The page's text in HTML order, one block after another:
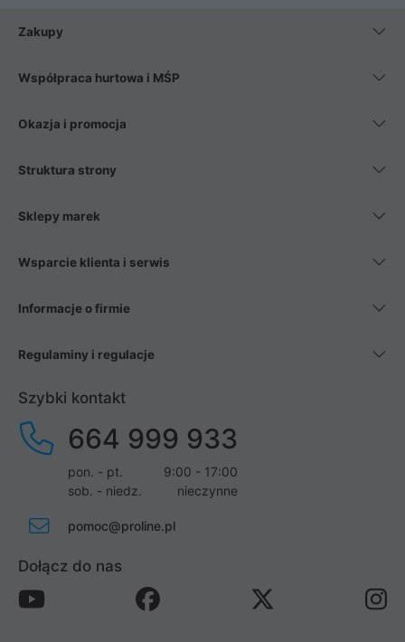
wentylatory. Na koniec mając już to wszystko, możesz
Zakupy
Współpraca hurtowa i MŚP
Okazja i promocja
Struktura strony
Sklepy marek
Wsparcie klienta i serwis
Informacje o firmie
Regulaminy i regulacje
Szybki kontakt
664 999 933
pon. - pt.
9:00 - 17:00
sob. - niedz.
nieczynne
pomoc@proline.pl
Dołącz do nas